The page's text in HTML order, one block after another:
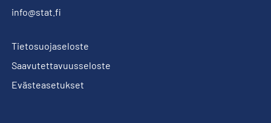
info@stat.fi
Tietosuojaseloste
Saavutettavuusseloste
Evästeasetukset